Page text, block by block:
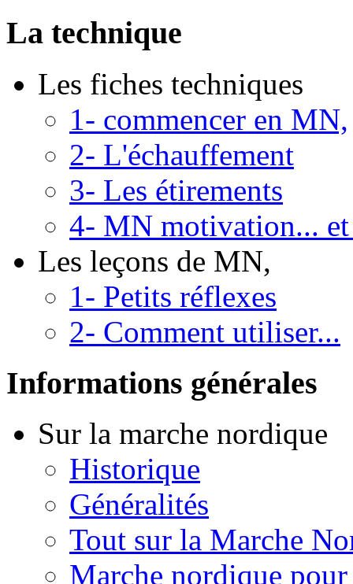
La technique
Les fiches techniques
1- commencer en MN,
2- L'échauffement
3- Les étirements
4- MN motivation...
Les leçons de MN,
1- Petits réflexes
2- Comment utiliser...
Informations générales
Sur la marche nordique
Historique
Généralités
Tout sur la Marche
Marche nordique